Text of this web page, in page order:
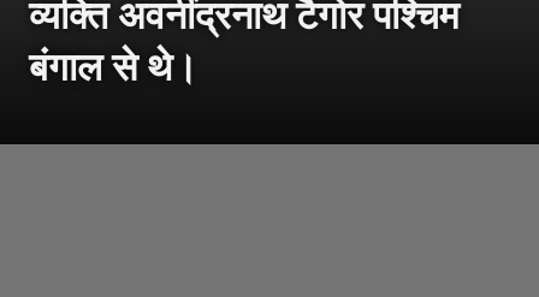
व्यक्ति अवनींद्रनाथ टैगोर पश्चिम
बंगाल से थे।